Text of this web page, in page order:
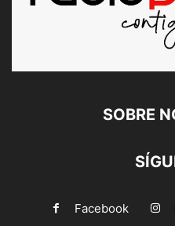
SOBRE
Facebook